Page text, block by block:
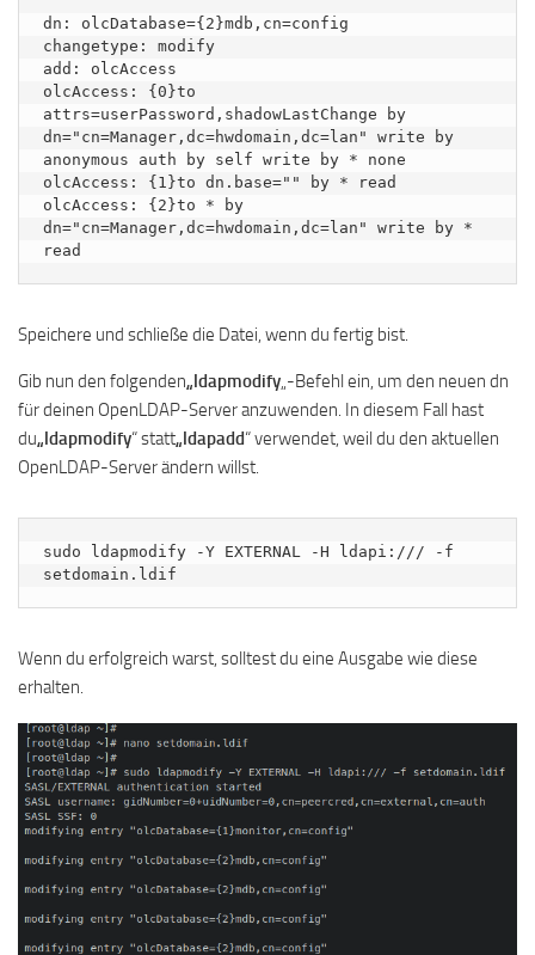
dn: olcDatabase={2}mdb,cn=config
changetype: modify
add: olcAccess
olcAccess: {0}to
attrs=userPassword,shadowLastChange by
dn="cn=Manager,dc=hwdomain,dc=lan" write by
anonymous auth by self write by * none
olcAccess: {1}to dn.base="" by * read
olcAccess: {2}to * by
dn="cn=Manager,dc=hwdomain,dc=lan" write by *
read
Speichere und schließe die Datei, wenn du fertig bist.
Gib nun den folgenden„ldapmodify„-Befehl ein, um den neuen dn
für deinen OpenLDAP-Server anzuwenden. In diesem Fall hast
du„ldapmodify“ statt„ldapadd“ verwendet, weil du den aktuellen
OpenLDAP-Server ändern willst.
sudo ldapmodify -Y EXTERNAL -H ldapi:/// -f
setdomain.ldif
Wenn du erfolgreich warst, solltest du eine Ausgabe wie diese
erhalten.